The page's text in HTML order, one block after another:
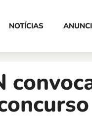
NOTÍCIAS